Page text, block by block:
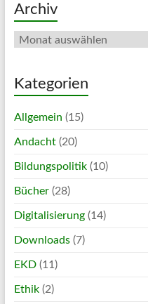
Archiv
Archiv
Kategorien
Allgemein (15)
Andacht(20)
Bildungspolitik(10)
Bücher(28)
Digitalisierung(14)
Downloads(7)
EKD(11)
Ethik(2)